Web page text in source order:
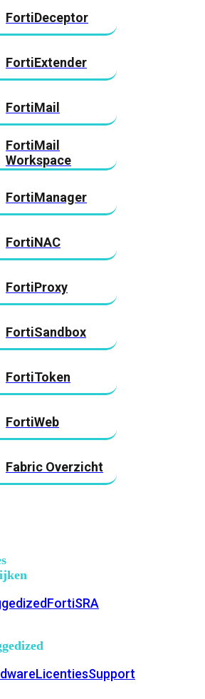
FortiDeceptor
FortiExtender
FortiMail
FortiMail
Workspace
FortiManager
FortiNAC
FortiProxy
FortiSandbox
FortiToken
FortiWeb
Fabric Overzicht
FortiSRA
LicentiesSupport